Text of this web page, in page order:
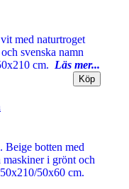
med naturtroget
svenska namn
cm. Läs mer...
botten med
maskiner i grönt och
50x60 cm.